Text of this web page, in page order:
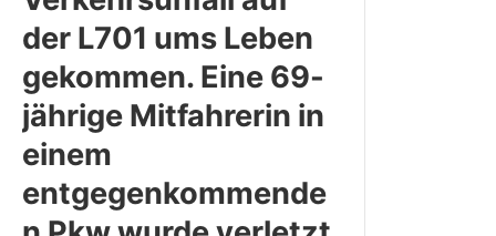
der L701 ums Leben
gekommen. Eine 69-
jährige Mitfahrerin in
einem
entgegenkommende